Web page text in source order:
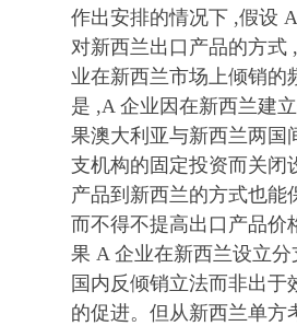
作出安排的情况下 ,假设
对新西兰出口产品的方式
业在新西兰市场上倾销的
是 ,A 企业因在新西兰建
果澳大利亚与新西兰两国
支机构的固定投资而关闭
产品到新西兰的方式也能
而不得不提高出口产品价
果 A 企业在新西兰设立
国内反倾销立法而非出
的促进。但从新西兰单方